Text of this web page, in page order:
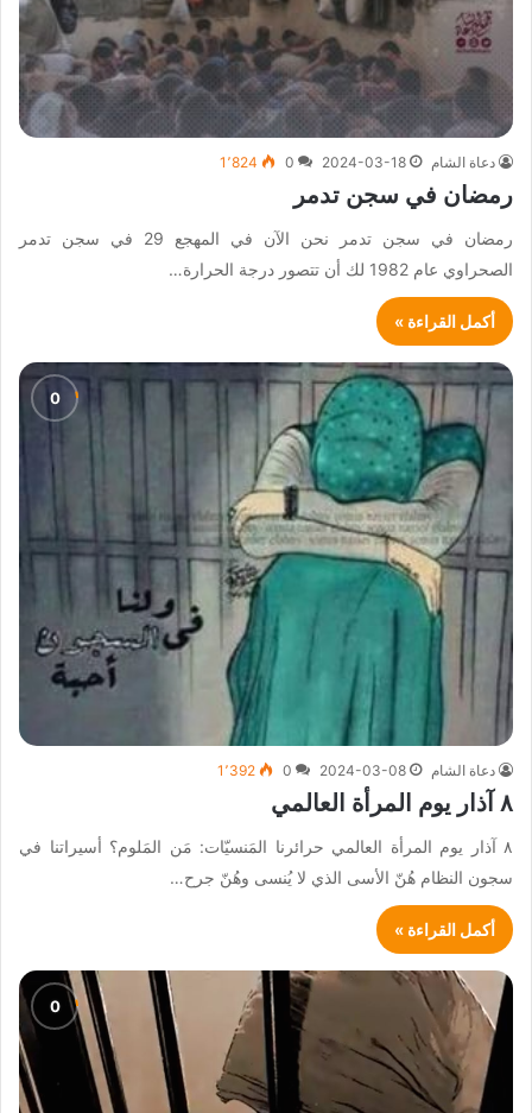
دعاة الشام 2024-03-18
0 1٬824
رمضان في سجن تدمر
رمضان في سجن تدمر نحن الآن في المهجع 29 في سجن تدمر
الصحراوي عام 1982 لك أن تتصور درجة الحرارة…
أكمل القراءة »
دعاة الشام 2024-03-08
0 1٬392
٨ آذار يوم المرأة العالمي
٨ آذار يوم المرأة العالمي حرائرنا المَنسيّات: مَن المَلوم؟ أسيراتنا في
سجون النظام هُنّ الأسى الذي لا يُنسى وهُنّ جرح…
أكمل القراءة »